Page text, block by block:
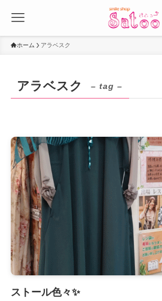
ホーム アラベスク
アラベスク – tag –
ストール色々✨